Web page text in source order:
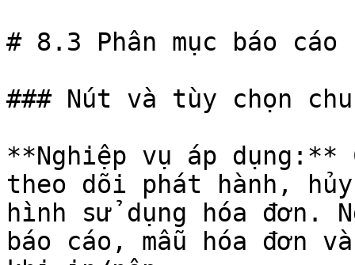
# 8.3 Phân mục báo cáo
### Nút và tùy chọn
**Nghiệp vụ áp dụng:**
theo dõi phát hành,
hình sử dụng hóa đơn.
báo cáo, mẫu hóa đơn